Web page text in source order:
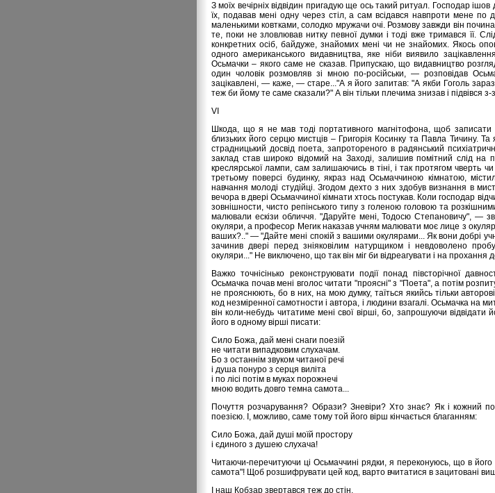
З моїх вечірніх відвідин пригадую ще ось такий ритуал. Господар
їх, подавав мені одну через стіл, а сам всідався навпроти мене по
маленькими ковтками, солодко мружачи очі. Розмову завжди він
те, поки не зловлював нитку певної думки і тоді вже тримався її.
конкретних осіб, байдуже, знайомих мені чи не знайомих. Якось
одного американського видавництва, яке ніби виявило
Осьмачки – якого саме не сказав. Припускаю, що видавництво
один чоловік розмовляв зі мною по-російськи, — розповідав
зацікавлені, — каже, — старе..."А я його запитав: "А якби Гоголь
теж би йому те саме сказали?" А він тільки плечима знизав і підвівся
VІ
Шкода, що я не мав тоді портативного магнітофона, щоб записати
близьких його серцю мистців – Григорія Косинку та Павла Тичину.
страдницький досвід поета, запротореного в радянський
заклад став широко відомий на Заході, залишив помітний слід на
креслярської лампи, сам залишаючись в тіні, і так протягом чверть
третьому поверсі будинку, якраз над Осьмаччиною кімнатою,
навчання молоді студійці. Згодом дехто з них здобув визнання в
вечора в двері Осьмаччиної кімнати хтось постукав. Коли господар
зовнішности, чисто репінського типу з голеною головою та
малювали ескізи обличчя. "Даруйте мені, Тодосю Степановичу", —
окуляри, а професор Мегик наказав учням малювати моє лице з
ваших?.." — "Дайте мені спокій з вашими окулярами... Як вони добрі
зачинив двері перед зніяковілим натурщиком і невдоволено
окуляри..." Не виключено, що так він міг би відреагувати і на прохання
Важко точнісінько реконструювати події понад півсторічної
Осьмачка почав мені вголос читати "проясні" з "Поета", а потім
не прояснюють, бо в них, на мою думку, таїться якийсь тільки
код незміренної самотности і автора, і людини взагалі. Осьмачка на
він коли-небудь читатиме мені свої вірші, бо, запрошуючи
його в одному вірші писати:
Сило Божа, дай мені снаги поезій
не читати випадковим слухачам.
Бо з останнім звуком читаної речі
і душа понуро з серця виліта
і по лісі потім в муках порожнечі
мною водить довго темна самота...
Почуття розчарування? Образи? Зневіри? Хто знає? Як і кожний
поезією. І, можливо, саме тому той його вірш кінчається благанням:
Сило Божа, дай душі моїй простору
і єдиного з душею слухача!
Читаючи-перечитуючи ці Осьмаччині рядки, я переконуюсь, що в
самота"! Щоб розшифрувати цей код, варто вчитатися в зацитовані
І наш Кобзар звертався теж до стін,